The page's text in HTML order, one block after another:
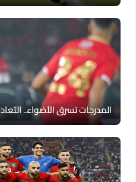
المدرجات تسرق الأضواء.. التعادل